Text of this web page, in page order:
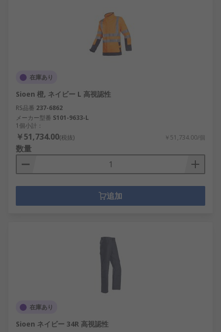
在庫あり
Sioen 橙, ネイビー L 高視認性
RS品番 237-6862
メーカー型番 S101-9633-L
1個小計：
￥51,734.00(税抜) ￥51,734.00/個
数量
追加
在庫あり
Sioen ネイビー 34R 高視認性